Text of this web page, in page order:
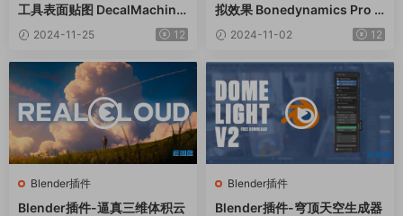
工具表面贴图 DecalMachine
V2.132024-11-25 12
拟效果 Bonedynamics Pro V
1.5.32024-11-02 12
Blender插件
Blender插件-逼真三维体积云
Blender插件
Blender插件-穹顶天空生成器